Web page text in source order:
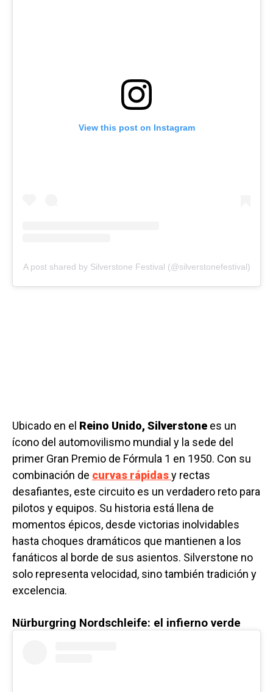
View this post on Instagram
A post shared by Silverstone Festival (@silverstonefestival)
Ubicado en el Reino Unido, Silverstone es un
ícono del automovilismo mundial y la sede del
primer Gran Premio de Fórmula 1 en 1950. Con su
combinación de curvas rápidasy rectas
desafiantes, este circuito es un verdadero reto para
pilotos y equipos. Su historia está llena de
momentos épicos, desde victorias inolvidables
hasta choques dramáticos que mantienen a los
fanáticos al borde de sus asientos. Silverstone no
solo representa velocidad, sino también tradición y
excelencia.
Nürburgring Nordschleife: el infierno verde